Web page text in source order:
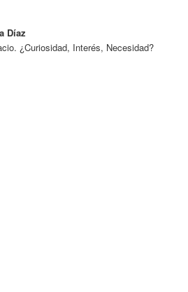
Díaz
¿Curiosidad, Interés, Necesidad?